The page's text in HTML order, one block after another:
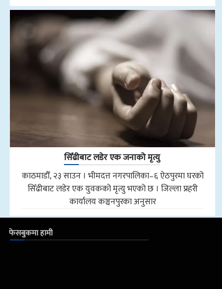
सिँढीबाट लडेर एक जनाको मृत्यु
काठमाडौँ, २३ साउन । भीमदत्त नगरपालिका–६ ऐठपुरमा घरको
सिँढीबाट लडेर एक युवकको मृत्यु भएको छ । जिल्ला प्रहरी
कार्यालय कञ्चनपुरका अनुसार
फेसबुकमा हामी